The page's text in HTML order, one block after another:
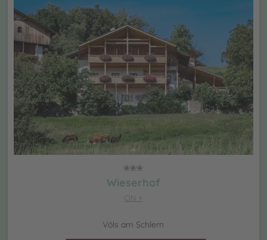
Wieserhof
CIN +
Völs am Schlern